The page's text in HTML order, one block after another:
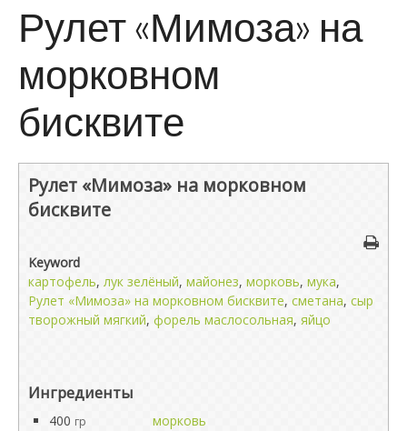
Рулет «Мимоза» на
морковном
бисквите
Рулет «Мимоза» на морковном
бисквите
Keyword
картофель, лук зелёный, майонез, морковь, мука,
Рулет «Мимоза» на морковном бисквите, сметана, сыр
творожный мягкий, форель маслосольная, яйцо
Ингредиенты
400 гр
морковь